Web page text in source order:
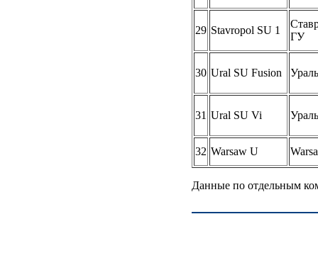
29 Stavropol SU 1
ГУ
30 Ural SU Fusion
31 Ural SU Vi
32 Warsaw U
Данные по отдельным